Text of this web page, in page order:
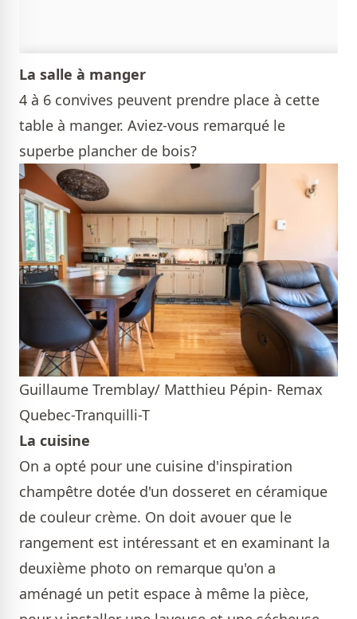
La salle à manger
4 à 6 convives peuvent prendre place à cette
table à manger. Aviez-vous remarqué le
superbe plancher de bois?
Guillaume Tremblay/ Matthieu Pépin- Remax
Quebec-Tranquilli-T
La cuisine
On a opté pour une cuisine d'inspiration
champêtre dotée d'un dosseret en céramique
de couleur crème. On doit avouer que le
rangement est intéressant et en examinant la
deuxième photo on remarque qu'on a
aménagé un petit espace à même la pièce,